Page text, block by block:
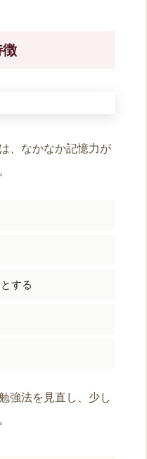
、なかなか記憶力が
する
強法を見直し、少し